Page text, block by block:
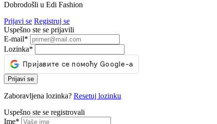
Dobrodošli u Edi Fashion
Prijavi se Registruj se
Uspešno ste se prijavili
E-mail*
Lozinka*
Prijavi se
Zaboravljena lozinka? Resetuj lozinku
Uspešno ste se registrovali
Ime*